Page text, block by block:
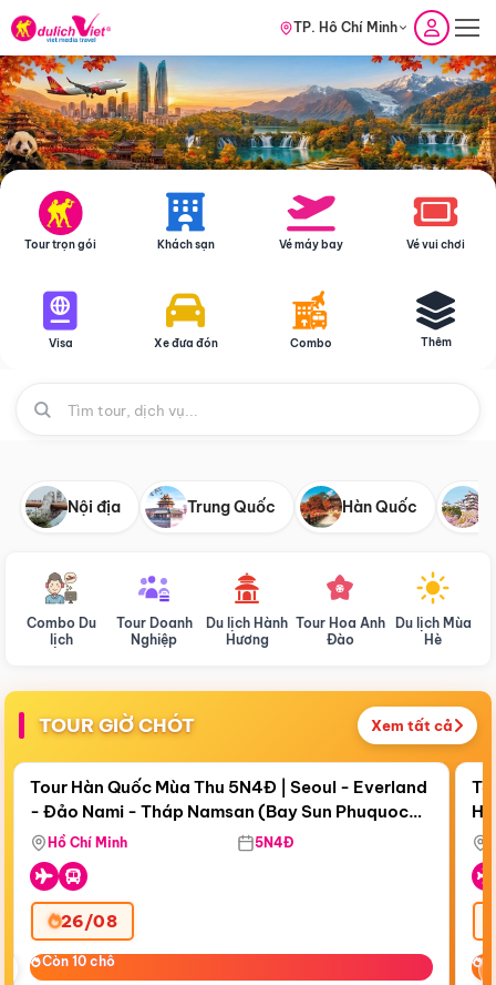
TP. Hồ Chí Minh
Tour trọn gói Khách sạn Vé máy bay Vé vui chơi
Visa Xe đưa đón Combo Thêm
Nội địa Trung Quốc Hàn Quốc
Combo Du
lịch
Tour Doanh
Nghiệp
Du lịch Hành
Hương
Tour Hoa Anh
Đào
Du lịch Mùa
Hè
TOUR GIỜ CHÓT Xem tất cả
Còn19 ngày 14:50:58
Điểm nổi bật
Tour Hàn Quốc Mùa Thu 5N4Đ | Seoul - Everland
- Đảo Nami - Tháp Namsan (Bay Sun Phuquoc
Airways)
Hồ Chí Minh 5N4Đ
26/08
Còn 10 chỗ
Còn 10 chỗ